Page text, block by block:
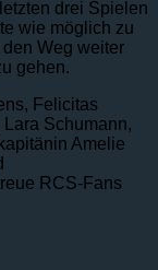
drei Spielen
wie möglich zu
Weg weiter
gehen.
Felicitas
Schumann,
Amelie
RCS-Fans